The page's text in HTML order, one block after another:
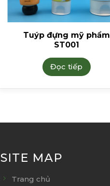
Tuýp đựng mỹ phẩm
ST001
Đọc tiếp
SITE MAP
Trang chủ